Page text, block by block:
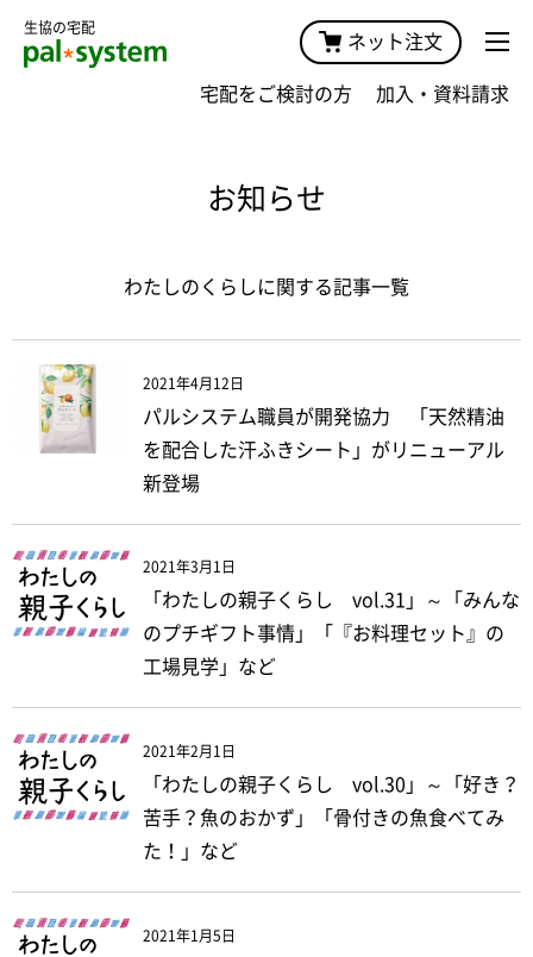
生協の宅配
ネット注文
宅配をご検討の方 加入・資料請求
お知らせ
わたしのくらしに関する記事一覧
2021年4月12日
パルシステム職員が開発協力 「天然精油
を配合した汗ふきシート」がリニューアル
新登場
2021年3月1日
「わたしの親子くらし vol.31」～「みんな
のプチギフト事情」「『お料理セット』の
工場見学」など
2021年2月1日
「わたしの親子くらし vol.30」～「好き？
苦手？魚のおかず」「骨付きの魚食べてみ
た！」など
2021年1月5日